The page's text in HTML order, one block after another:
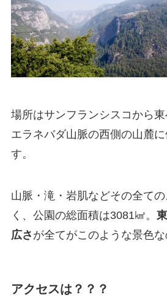
場所はサンフランシスコから
エラネバダ山脈の西側の山麓
す。
山脈・滝・岩肌などその全て
く、公園の総面積は3081㎢。
広さ が全てがこのような景色な
アクセスは？？？